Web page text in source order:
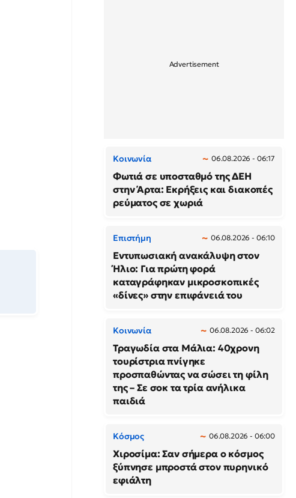
Κοινωνία 06.08.2026 - 06:17
Φωτιά σε υποσταθμό της ΔΕΗ
στην Άρτα: Εκρήξεις και διακοπές
ρεύματος σε χωριά
Επιστήμη 06.08.2026 - 06:10
Εντυπωσιακή ανακάλυψη στον
Ήλιο: Για πρώτη φορά
καταγράφηκαν μικροσκοπικές
«δίνες» στην επιφάνειά του
Κοινωνία 06.08.2026 - 06:02
Τραγωδία στα Μάλια: 40χρονη
τουρίστρια πνίγηκε
προσπαθώντας να σώσει τη φίλη
της – Σε σοκ τα τρία ανήλικα
παιδιά
Κόσμος 06.08.2026 - 06:00
Χιροσίμα: Σαν σήμερα ο κόσμος
ξύπνησε μπροστά στον πυρηνικό
εφιάλτη